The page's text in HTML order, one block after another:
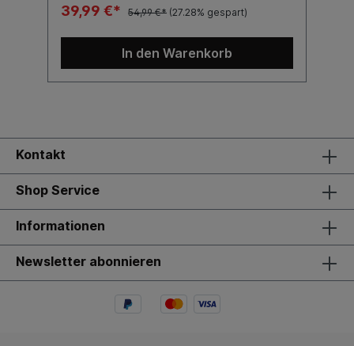
39,99 €* 54,99 €* (27.28% gespart)
In den Warenkorb
Kontakt
Shop Service
Informationen
Newsletter abonnieren